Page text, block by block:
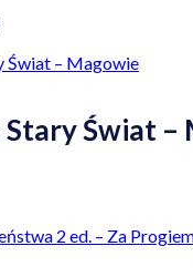
Świat –